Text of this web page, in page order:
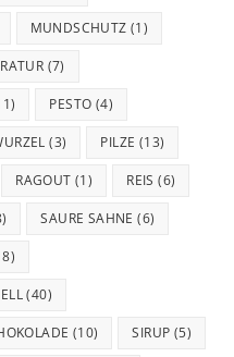
MUNDSCHUTZ (1)
(7)
PESTO (4)
(3) PILZE (13)
RAGOUT (1) REIS (6)
SAURE SAHNE (6)
(40)
(10) SIRUP (5)